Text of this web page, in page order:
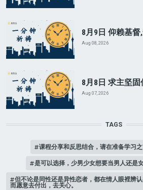
8月9日 仰赖基督
Aug 08, 2026
8月8日 求主坚固
Aug 07, 2026
TAGS
课程分享和反思结合，请在准备学习之
是可以选择，少男少女想要当男人还是
但不论是同性还是异性恋者，都在情人眼裡辨
而愿意去付出，去关心。